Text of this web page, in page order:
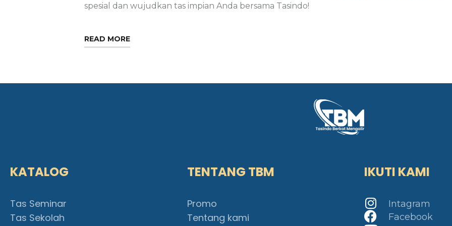
spesial dan wujudkan tas impian Anda bersama Tasindo!
READ MORE
KATALOG
Tas Seminar
Tas Sekolah
TENTANG TBM
Promo
Tentang kami
IKUTI KAMI
Intagram
Facebook